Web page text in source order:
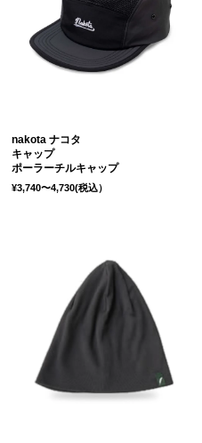
nakota ナコタ
キャップ
ポーラーチルキャップ
¥3,740〜4,730(税込）